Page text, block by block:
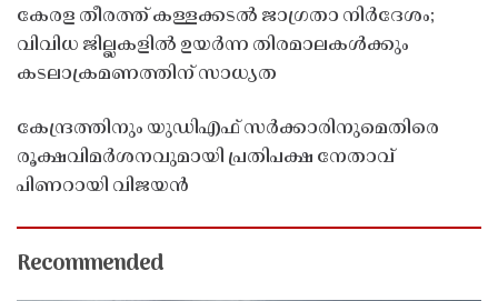
കേരള തീരത്ത് കള്ളക്കടൽ ജാഗ്രതാ നിർദേശം;
വിവിധ ജില്ലകളിൽ ഉയർന്ന തിരമാലകൾക്കും
കടലാക്രമണത്തിന് സാധ്യത
കേന്ദ്രത്തിനും യുഡിഎഫ് സർക്കാരിനുമെതിരെ
രൂക്ഷവിമർശനവുമായി പ്രതിപക്ഷ നേതാവ്
പിണറായി വിജയൻ
Recommended